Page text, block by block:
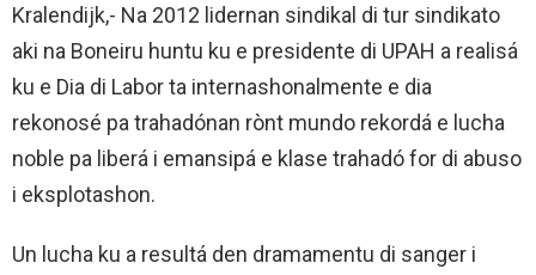
Kralendijk,- Na 2012 lidernan sindikal di tur sindikato
aki na Boneiru huntu ku e presidente di UPAH a realisá
ku e Dia di Labor ta internashonalmente e dia
rekonosé pa trahadónan rònt mundo rekordá e lucha
noble pa liberá i emansipá e klase trahadó for di abuso
i eksplotashon.
Un lucha ku a resultá den dramamentu di sanger i